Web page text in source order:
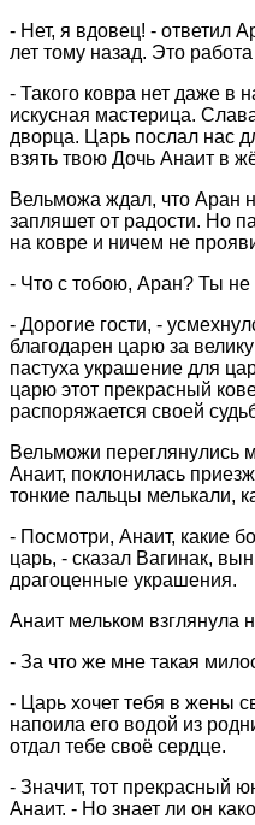
- Нет, я вдовец! - ответил
лет тому назад. Это
- Такого ковра нет даже в
искусная мастерица.
дворца. Царь послал нас
взять твою Дочь Анаит в
Вельможа ждал, что Аран
запляшет от радости. Но
на ковре и ничем не
- Что с тобою, Аран? Ты не
- Дорогие гости, -
благодарен царю за
пастуха украшение для
царю этот прекрасный
распоряжается своей
Вельможи переглянулись
Анаит, поклонилась
тонкие пальцы мелькали,
- Посмотри, Анаит, какие
царь, - сказал Вагинак,
драгоценные украшения.
Анаит мельком взглянула
- За что же мне такая
- Царь хочет тебя в жены
напоила его водой из
отдал тебе своё сердце.
- Значит, тот прекрасный
Анаит. - Но знает ли он